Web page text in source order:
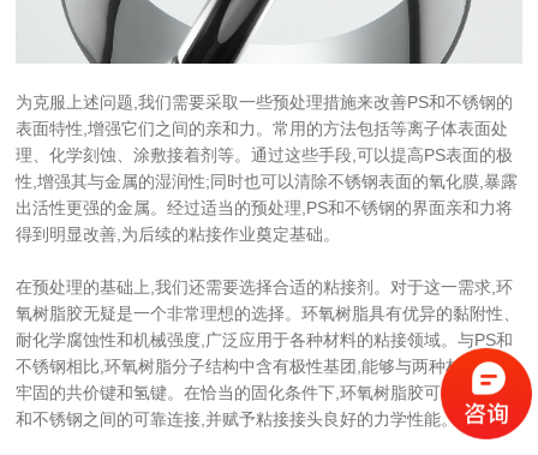
为克服上述问题,我们需要采取一些预处理措施来改善PS和不锈钢的
表面特性,增强它们之间的亲和力。常用的方法包括等离子体表面处
理、化学刻蚀、涂敷接着剂等。通过这些手段,可以提高PS表面的极
性,增强其与金属的湿润性;同时也可以清除不锈钢表面的氧化膜,暴露
出活性更强的金属。经过适当的预处理,PS和不锈钢的界面亲和力将
得到明显改善,为后续的粘接作业奠定基础。
在预处理的基础上,我们还需要选择合适的粘接剂。对于这一需求,环
氧树脂胶无疑是一个非常理想的选择。环氧树脂具有优异的黏附性、
耐化学腐蚀性和机械强度,广泛应用于各种材料的粘接领域。与PS和
不锈钢相比,环氧树脂分子结构中含有极性基团,能够与两种材料形成
牢固的共价键和氢键。在恰当的固化条件下,环氧树脂胶可以实现PS
和不锈钢之间的可靠连接,并赋予粘接接头良好的力学性能。